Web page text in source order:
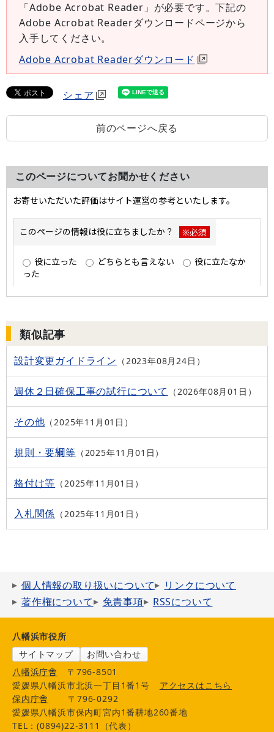
「Adobe Acrobat Reader」が必要です。下記の
Adobe Acrobat Readerダウンロードページから
入手してください。
Adobe Acrobat Readerダウンロード
シェア
前のページへ戻る
このページについてお聞かせください
類似記事
設計変更ガイドライン 2023年08月24日
週休２日確保工事の試行について 2026年08月01日
その他 2025年11月01日
規則・要綱等 2025年11月01日
格付け等 2025年11月01日
入札関係 2025年11月01日
個人情報の取り扱いについて
リンクについて
著作権について
免責事項 RSSについて
八幡浜市役所
サイトマップ
お問い合わせ
八幡浜庁舎
〒796-8501
愛媛県八幡浜市北浜一丁目1番1号
アクセスはこちら
保内庁舎
〒796-0292
愛媛県八幡浜市保内町宮内1番耕地260番地
TEL：(0894)22-3111（代表）